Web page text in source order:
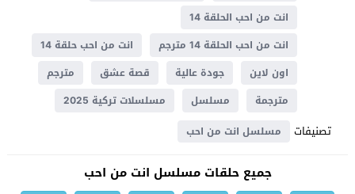
انت من احب الحلقة 14
انت من احب الحلقة 14 مترجم
انت من احب حلقة 14
اون لاين
جودة عالية قصة عشق
مترجم
مترجمة
مسلسل مسلسلات تركية 2025
تصنيفات مسلسل انت من احب
جميع حلقات مسلسل انت من احب